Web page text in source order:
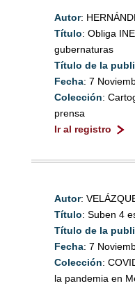
Autor:
Título: Obliga
gubernaturas
Título de la
Fecha: 7
Colección:
prensa
Ir al registro
Autor:
Título: Suben 4
Título de la
Fecha: 7
Colección:
la pandemia en